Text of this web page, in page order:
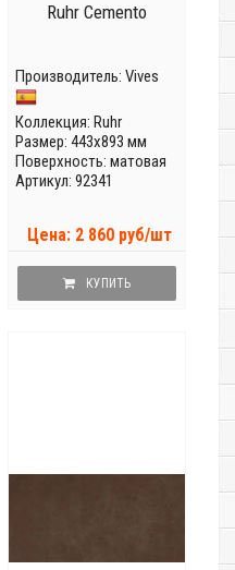
Ruhr Cemento
Производитель: Vives
Коллекция: Ruhr
Размер: 443x893 мм
Поверхность: матовая
Артикул: 92341
Цена: 2 860 руб/шт
КУПИТЬ